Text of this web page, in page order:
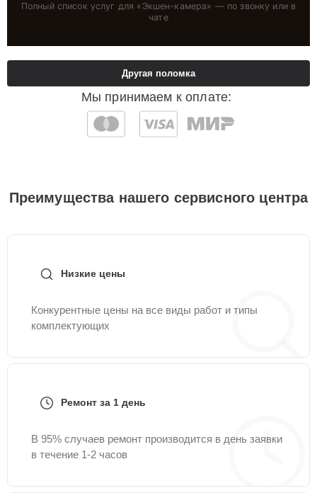
Полный список услуг для « Экшен-камера» — по звонку или в
чате
Мы принимаем к оплате:
Другая поломка
Преимущества нашего сервисного центра
Низкие цены
Конкурентные цены на все виды работ и типы
комплектующих
Ремонт за 1 день
В 95% случаев ремонт производится в день заявки
в течение 1-2 часов